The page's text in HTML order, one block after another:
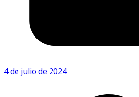
4 de julio de 2024